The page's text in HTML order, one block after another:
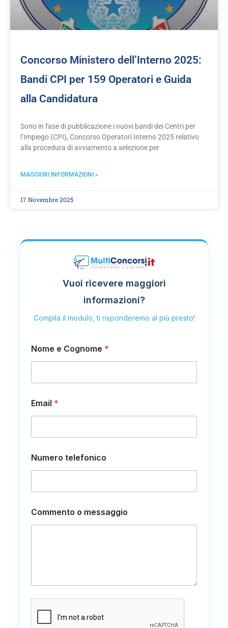
Concorso Ministero dell’Interno 2025:
Bandi CPI per 159 Operatori e Guida
alla Candidatura
Sono in fase di pubblicazione i nuovi bandi dei Centri per
l’Impiego (CPI), Concorso Operatori Interno 2025 relativo
alla procedura di avviamento a selezione per
MAGGIORI INFORMAZIONI »
17 Novembre 2025
Vuoi ricevere maggiori
informazioni?
Compila il modulo, ti risponderemo al più presto!
Nome e Cognome *
Email *
Numero telefonico
N
u
Commento o messaggio